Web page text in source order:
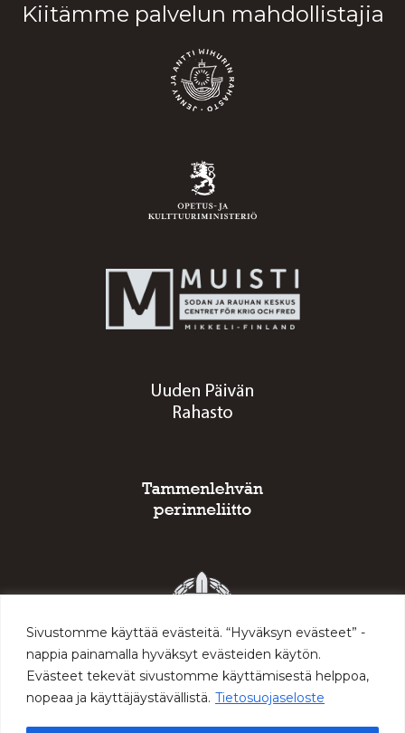
Sivustomme käyttää evästeitä. “Hyväksyn evästeet” -
nappia painamalla hyväksyt evästeiden käytön.
Evästeet tekevät sivustomme käyttämisestä helppoa,
nopeaa ja käyttäjäystävällistä. Tietosuojaseloste
Kiitämme palvelun mahdollistajia